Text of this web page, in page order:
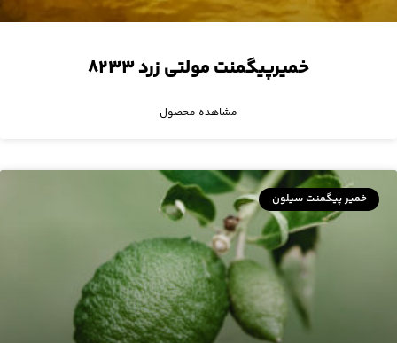
خمیرپیگمنت مولتی زرد ۸۲۳۳
مشاهده محصول
خمیر پیگمنت سیلون